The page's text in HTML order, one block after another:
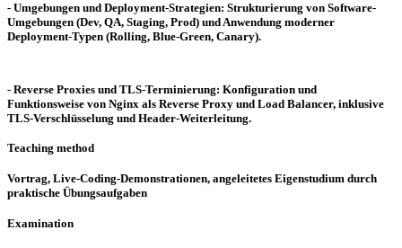
- Umgebungen und Deployment-Strategien: Strukturierung von Software-
Umgebungen (Dev, QA, Staging, Prod) und Anwendung moderner
Deployment-Typen (Rolling, Blue-Green, Canary).
- Reverse Proxies und TLS-Terminierung: Konfiguration und
Funktionsweise von Nginx als Reverse Proxy und Load Balancer, inklusive
TLS-Verschlüsselung und Header-Weiterleitung.
Teaching method
Vortrag, Live-Coding-Demonstrationen, angeleitetes Eigenstudium durch
praktische Übungsaufgaben
Examination